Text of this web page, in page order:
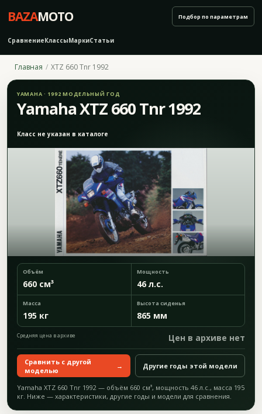
BAZAMOTO
СравнениеКлассыМаркиСтатьи
Подбор по параметрам
Главная XTZ 660 Tnr 1992
YAMAHA · 1992 МОДЕЛЬНЫЙ ГОД
Yamaha XTZ 660 Tnr 1992
Класс не указан в каталоге
Объём
660 см³
Мощность
46 л.с.
Масса
195 кг
Высота сиденья
865 мм
Средняя цена в архиве Цен в архиве нет
Сравнить с другой
моделью
→ Другие годы этой модели
Yamaha XTZ 660 Tnr 1992 — объём 660 см³, мощность 46 л.с., масса 195
кг. Ниже — характеристики, другие годы и модели для сравнения.